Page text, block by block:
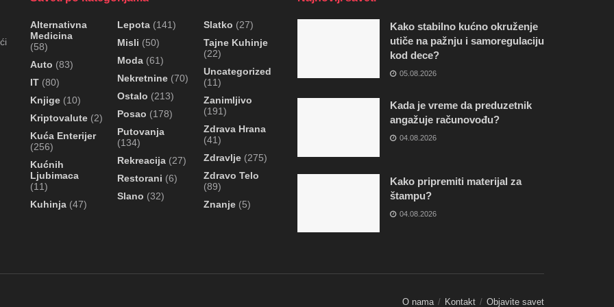
Alternativna
Medicina
(58)
Auto (83)
IT (80)
Knjige (10)
Kriptovalute (2)
Kuća Enterijer
(256)
Kućnih
Ljubimaca
(11)
Kuhinja (47)
Lepota(141)
Misli (50)
Moda(61)
Nekretnine(70)
Ostalo (213)
Posao (178)
Putovanja
(134)
Rekreacija(27)
Restorani (6)
Slano (32)
Slatko (27)
Tajne Kuhinje
(22)
Uncategorized
(11)
Zanimljivo
(191)
Zdrava Hrana
(41)
Zdravlje (275)
Zdravo Telo
(89)
Znanje (5)
Kako stabilno kućno okruženje
utiče na pažnju i samoregulaciju
kod dece?
05.08.2026
Kada je vreme da preduzetnik
angažuje računovođu?
04.08.2026
Kako pripremiti materijal za
štampu?
04.08.2026
O nama Kontakt Objavite savet